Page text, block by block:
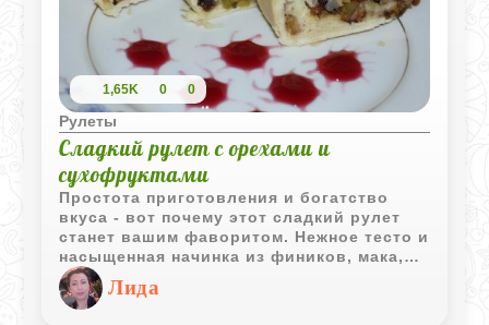
1,65K 0 0
Рулеты
Сладкий рулет с орехами и
сухофруктами
Простота приготовления и богатство
вкуса - вот почему этот сладкий рулет
станет вашим фаворитом. Нежное тесто и
насыщенная начинка из фиников, мака,
орехов и сухофруктов - всё, что нужно
для уютного чаепития или праздничного
десерта.
Лида